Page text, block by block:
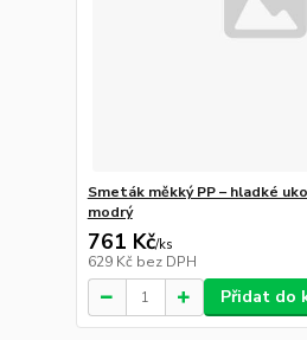
Smeták měkký PP – hladké
modrý
761 Kč/ks
629 Kč bez DPH
Přidat do